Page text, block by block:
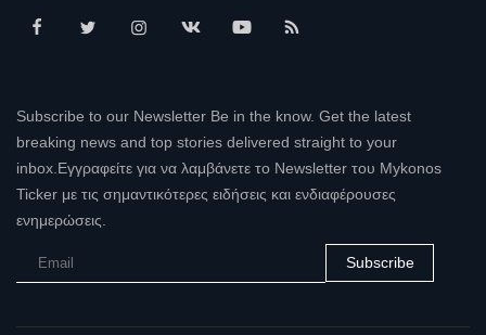
Subscribe to our Newsletter Be in the know. Get the latest
breaking news and top stories delivered straight to your
inbox.Εγγραφείτε για να λαμβάνετε το Newsletter του Mykonos
Ticker με τις σημαντικότερες ειδήσεις και ενδιαφέρουσες
ενημερώσεις.
Subscribe